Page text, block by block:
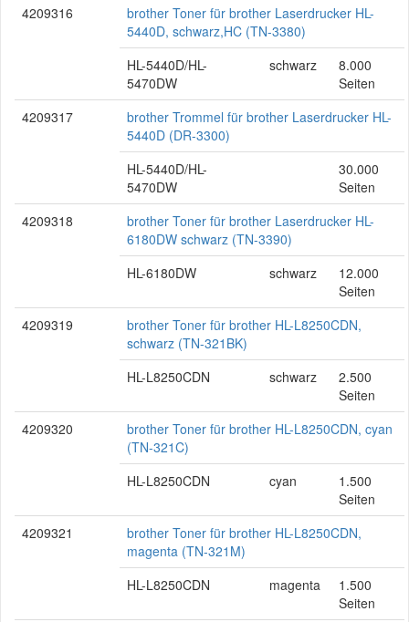
4209316
brother Toner für brother Laserdrucker HL-
5440D, schwarz,HC (TN-3380)
HL-5440D/HL-
5470DW
schwarz
8.000
Seiten
4209317
brother Trommel für brother Laserdrucker HL-
5440D (DR-3300)
HL-5440D/HL-
5470DW
30.000
Seiten
4209318
brother Toner für brother Laserdrucker HL-
6180DW schwarz (TN-3390)
HL-6180DW
schwarz
12.000
Seiten
4209319
brother Toner für brother HL-L8250CDN,
schwarz (TN-321BK)
HL-L8250CDN
schwarz
2.500
Seiten
4209320
brother Toner für brother HL-L8250CDN, cyan
(TN-321C)
HL-L8250CDN
cyan
1.500
Seiten
4209321
brother Toner für brother HL-L8250CDN,
magenta (TN-321M)
HL-L8250CDN
magenta
1.500
Seiten